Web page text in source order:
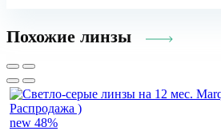
Похожие линзы
new 48%